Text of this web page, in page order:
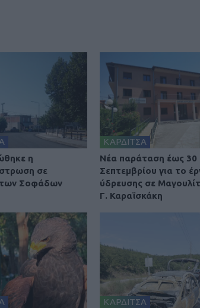
η
σε
Σοφάδων
ΚΑΡΔΙΤΣΑ
Νέα παράταση έως 30
Σεπτεμβρίου για το
ύδρευσης σε
Γ. Καραϊσκάκη
ΚΑΡΔΙΤΣΑ